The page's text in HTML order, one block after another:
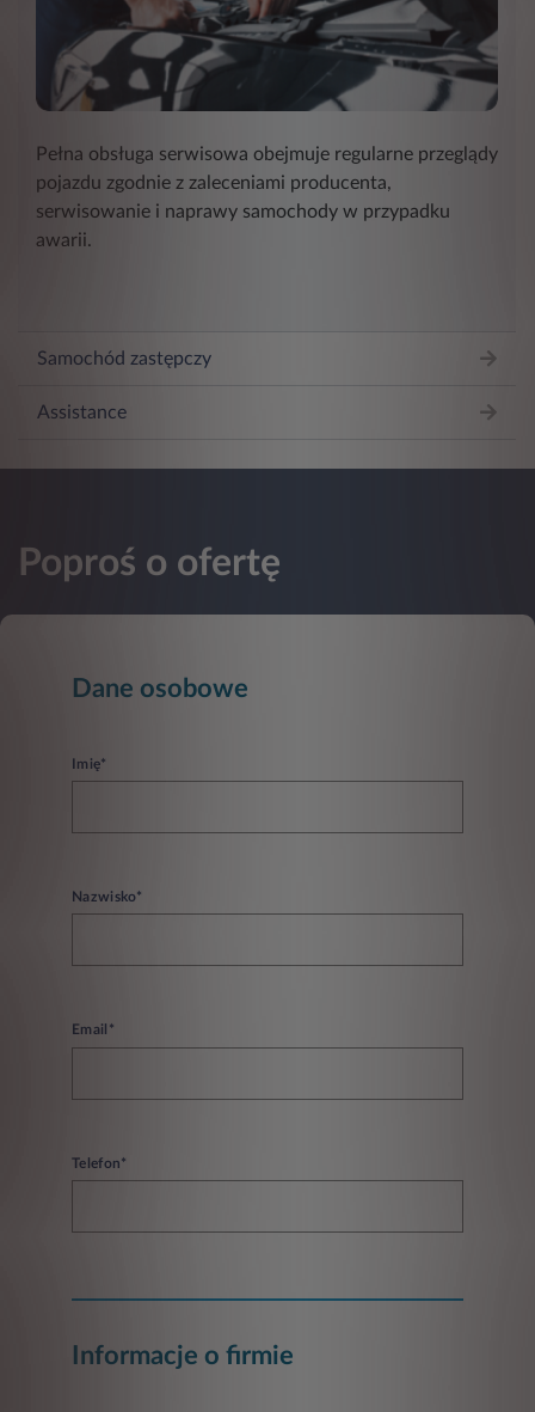
Pełna obsługa serwisowa obejmuje regularne przeglądy
pojazdu zgodnie z zaleceniami producenta,
serwisowanie i naprawy samochody w przypadku
awarii.
Samochód zastępczy
Assistance
Poproś o ofertę
Dane osobowe
Imię*
Nazwisko*
Email*
Telefon*
Informacje o firmie